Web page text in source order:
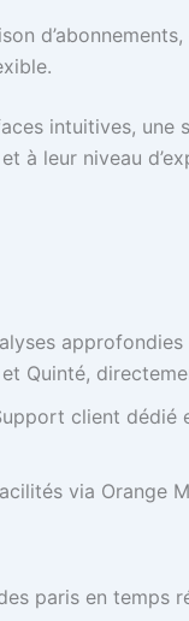
intuitives, une
à leur niveau
Quinté,
client
via Orange
paris en temps